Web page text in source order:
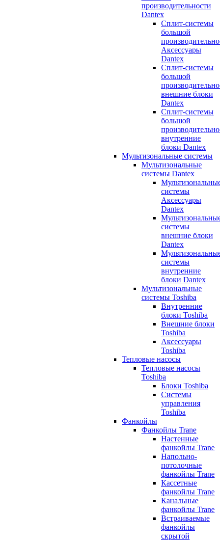
производительности
Dantex
Сплит-системы
большой
Аксессуары
Dantex
Сплит-системы
большой
внешние блоки
Dantex
Сплит-системы
большой
внутренние
блоки Dantex
Мультизональные системы
Мультизональные
системы Dantex
системы
Аксессуары
Dantex
системы
внешние блоки
Dantex
системы
внутренние
блоки Dantex
Мультизональные
системы Toshiba
Внутренние
блоки Toshiba
Внешние блоки
Toshiba
Аксессуары
Toshiba
Тепловые насосы
Тепловые насосы
Toshiba
Блоки Toshiba
Системы
управления
Toshiba
Фанкойлы
Фанкойлы Trane
Настенные
фанкойлы Trane
Напольно-
потолочные
фанкойлы Trane
Кассетные
фанкойлы Trane
Канальные
фанкойлы Trane
Встраиваемые
фанкойлы
скрытой